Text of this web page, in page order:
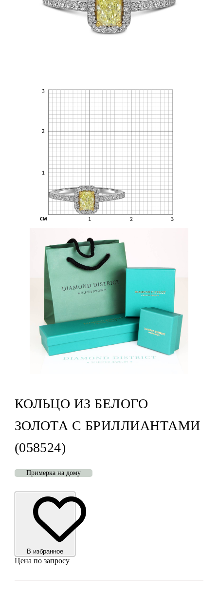
КОЛЬЦО ИЗ БЕЛОГО
ЗОЛОТА С БРИЛЛИАНТАМИ
(058524)
Примерка на дому
В избранноe
Цена по запросу